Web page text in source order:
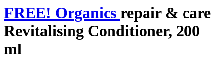
FREE! Organics repair & care
Revitalising Conditioner, 200
ml